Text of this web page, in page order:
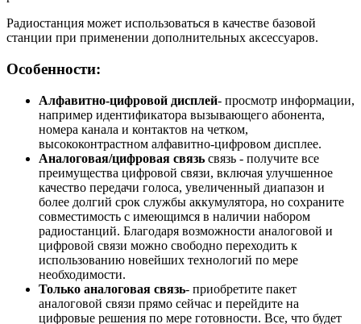
Радиостанция может использоваться в качестве базовой
станции при применении дополнительных аксессуаров.
Особенности:
Алфавитно-цифровой дисплей- просмотр информации,
например идентификатора вызывающего абонента,
номера канала и контактов на четком,
высококонтрастном алфавитно-цифровом дисплее.
Аналоговая/цифровая связь связь - получите все
преимущества цифровой связи, включая улучшенное
качество передачи голоса, увеличенный диапазон и
более долгий срок службы аккумулятора, но сохраните
совместимость с имеющимся в наличии набором
радиостанций. Благодаря возможности аналоговой и
цифровой связи можно свободно переходить к
использованию новейших технологий по мере
необходимости.
Только аналоговая связь- приобретите пакет
аналоговой связи прямо сейчас и перейдите на
цифровые решения по мере готовности. Все, что будет